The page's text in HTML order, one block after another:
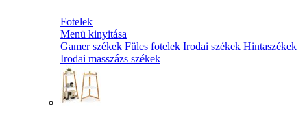
Fotelek
Menü kinyitása
Gamer székek Füles fotelek Irodai székek Hintaszékek
Irodai masszázs székek